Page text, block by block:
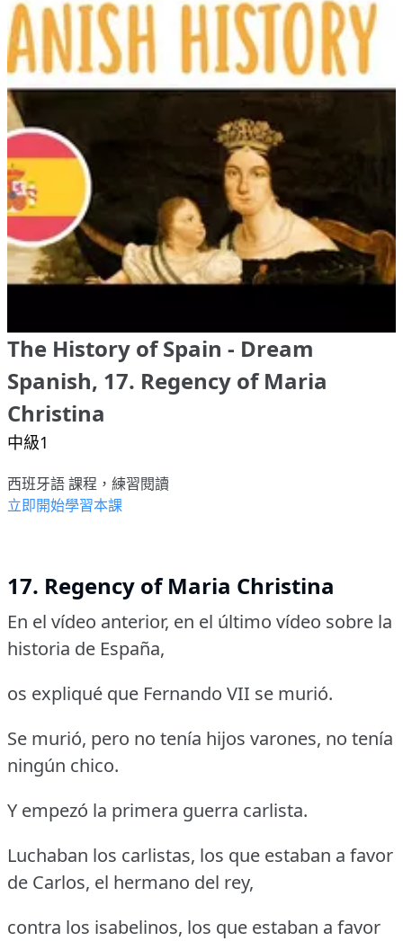
The History of Spain - Dream
Spanish, 17. Regency of Maria
Christina
中級1
西班牙語 課程，練習閱讀
立即開始學習本課
17. Regency of Maria Christina
En el vídeo anterior, en el último vídeo sobre la
historia de España,
os expliqué que Fernando VII se murió.
Se murió, pero no tenía hijos varones, no tenía
ningún chico.
Y empezó la primera guerra carlista.
Luchaban los carlistas, los que estaban a favor
de Carlos, el hermano del rey,
contra los isabelinos, los que estaban a favor